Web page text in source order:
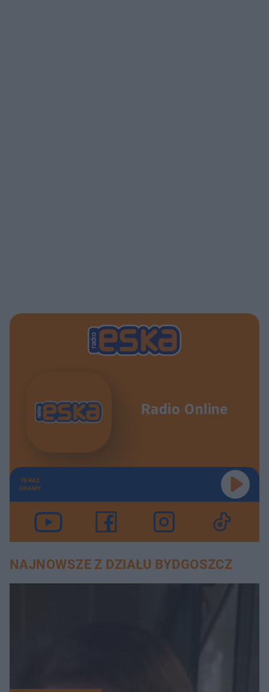
Radio Online
TERAZ
GRAMY
NAJNOWSZE Z DZIAŁU BYDGOSZCZ